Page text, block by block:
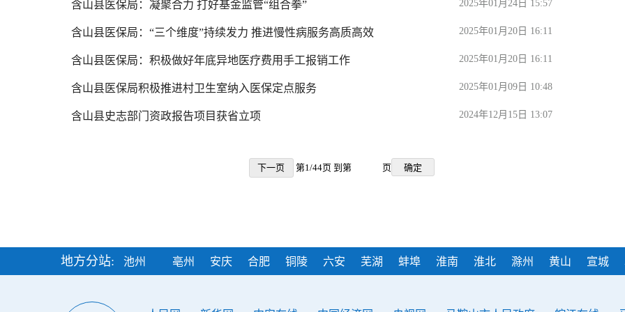
含山县医保局：凝聚合力 打好基金监管“组合拳” 2025年01月24日 15:57
含山县医保局：“三个维度”持续发力 推进慢性病服务高质高效 2025年01月20日 16:11
含山县医保局：积极做好年底异地医疗费用手工报销工作 2025年01月20日 16:11
含山县医保局积极推进村卫生室纳入医保定点服务 2025年01月09日 10:48
含山县史志部门资政报告项目获省立项 2024年12月15日 13:07
下一页 第1/44页 到第 页
地方分站: 池州 亳州 安庆 合肥 铜陵 六安 芜湖 蚌埠 淮南 淮北 滁州 黄山 宣城